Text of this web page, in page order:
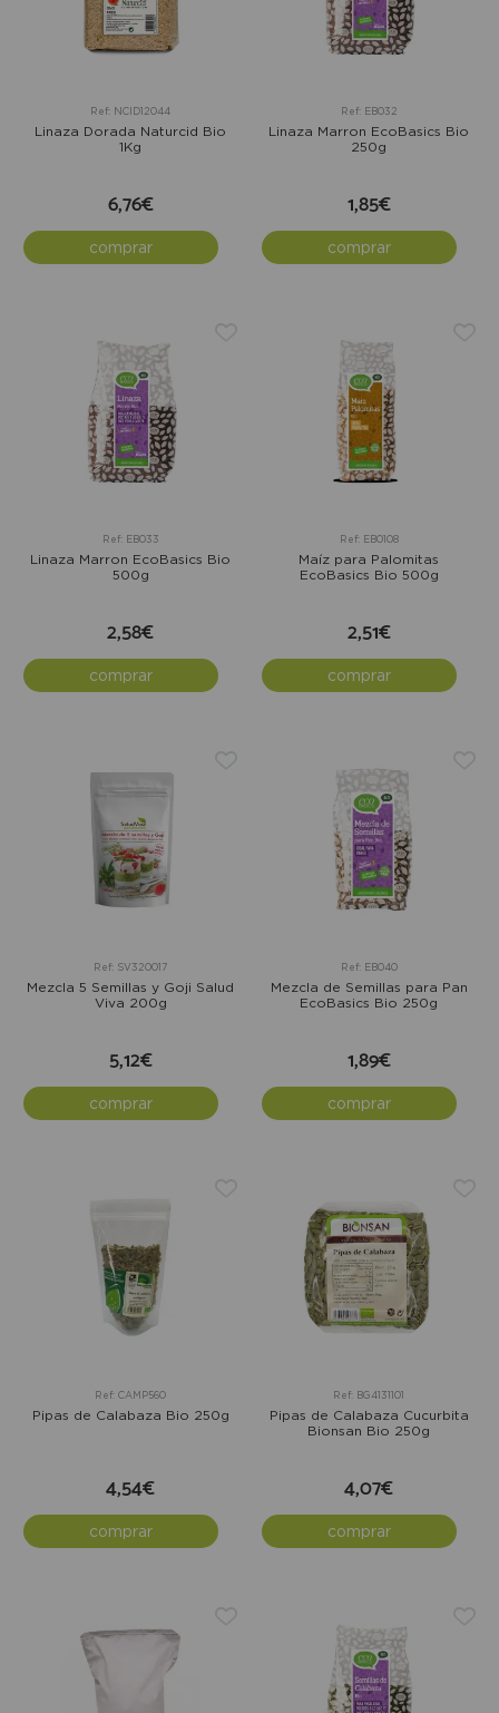
Ref: NCID12044
Linaza Dorada Naturcid Bio
1Kg
6,76€
comprar
Ref: EB032
Linaza Marron EcoBasics Bio
250g
1,85€
comprar
Ref: EB033
Linaza Marron EcoBasics Bio
500g
2,58€
comprar
Ref: EB0108
Maíz para Palomitas
EcoBasics Bio 500g
2,51€
comprar
Ref: SV320017
Mezcla 5 Semillas y Goji Salud
Viva 200g
5,12€
comprar
Ref: EB040
Mezcla de Semillas para Pan
EcoBasics Bio 250g
1,89€
comprar
Ref: CAMP560
Pipas de Calabaza Bio 250g
4,54€
comprar
Ref: BG4131101
Pipas de Calabaza Cucurbita
Bionsan Bio 250g
4,07€
comprar